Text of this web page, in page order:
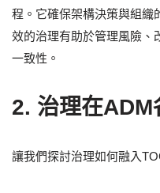
程。它確保架構決策與組織
效的治理有助於管理風險、
一致性。
2. 治理在
讓我們探討治理如何融入